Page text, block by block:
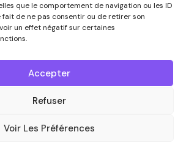
que le comportement de navigation ou les ID
fait de ne pas consentir ou de retirer son
un effet négatif sur certaines
Accepter
Refuser
Voir Les Préférences
Instagram
L'atelier secret des murmures